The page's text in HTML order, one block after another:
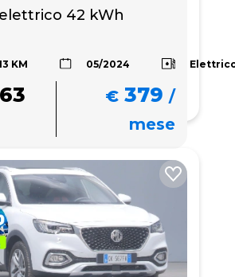
42 kWh
KM 05/2024
€ 379 /
mese